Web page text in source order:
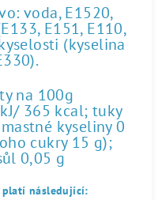
voda, E1520,
E151, E110,
(kyselina
na 100g
365 kcal; tuky
kyseliny 0
cukry 15 g);
0,05 g
následující: